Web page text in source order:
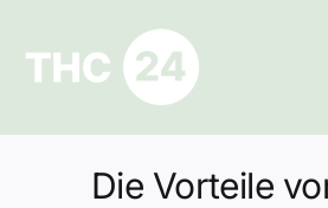
springen
Ratgeber
Die Vorteile